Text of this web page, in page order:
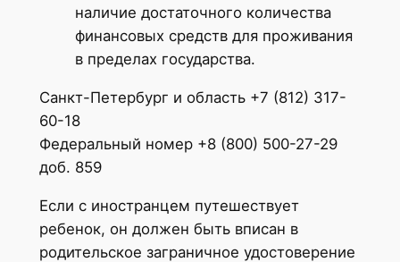
наличие достаточного количества
финансовых средств для проживания
в пределах государства.
Санкт-Петербург и область +7 (812) 317-
60-18
Федеральный номер +8 (800) 500-27-29
доб. 859
Если с иностранцем путешествует
ребенок, он должен быть вписан в
родительское заграничное удостоверение